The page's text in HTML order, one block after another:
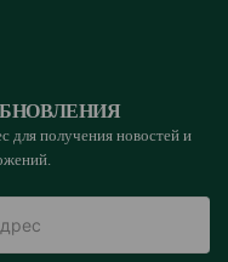
для получения новостей и